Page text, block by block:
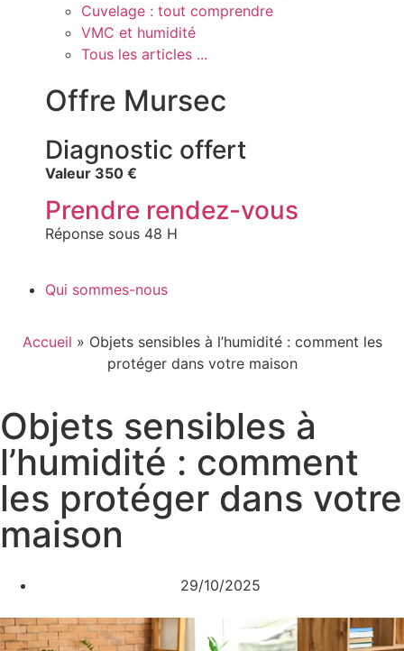
Cuvelage : tout comprendre
VMC et humidité
Tous les articles ...
Offre Mursec
Diagnostic offert
Valeur 350 €
Prendre rendez-vous
Réponse sous 48 H
Qui sommes-nous
Accueil » Objets sensibles à l’humidité : comment les
protéger dans votre maison
Objets sensibles à
l’humidité : comment
les protéger dans votre
maison
29/10/2025